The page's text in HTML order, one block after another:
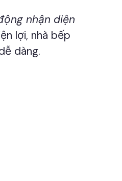
nhận diện
lợi, nhà bếp
dàng.